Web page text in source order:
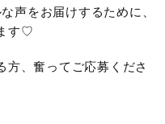
声をお届けするために、
す♡
方、奮ってご応募くださ